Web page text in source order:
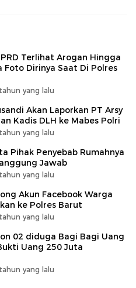
Terlihat Arogan Hingga
Foto Dirinya Saat Di Polres
yang lalu
Akan Laporkan PT Arsy
Kadis DLH ke Mabes Polri
yang lalu
Pihak Penyebab Rumahnya
Jawab
yang lalu
Akun Facebook Warga
ke Polres Barut
yang lalu
02 diduga Bagi Bagi Uang
Uang 250 Juta
yang lalu